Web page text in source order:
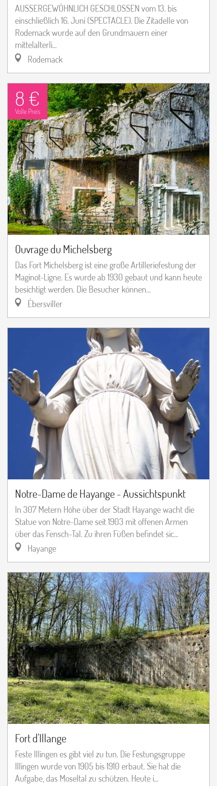
AUSSERGEWÖHNLICH GESCHLOSSEN vom 13. bis
einschließlich 16. Juni (SPECTACLE). Die Zitadelle von
Rodemack wurde auf den Grundmauern einer
mittelalterli...
Rodemack
8 €
Volle Preis
Ouvrage du Michelsberg
Das Fort Michelsberg ist eine große Artilleriefestung der
Maginot-Ligne. Es wurde ab 1930 gebaut und kann heute
besichtigt werden. Die Besucher können...
Ébersviller
Notre-Dame de Hayange - Aussichtspunkt
In 307 Metern Höhe über der Stadt Hayange wacht die
Statue von Notre-Dame seit 1903 mit offenen Armen
über das Fensch-Tal. Zu ihren Füßen befindet sic...
Hayange
Fort d'Illange
Feste Illingen es gibt viel zu tun. Die Festungsgruppe
Illingen wurde von 1905 bis 1910 erbaut. Sie hat die
Aufgabe, das Moseltal zu schützen. Heute i...